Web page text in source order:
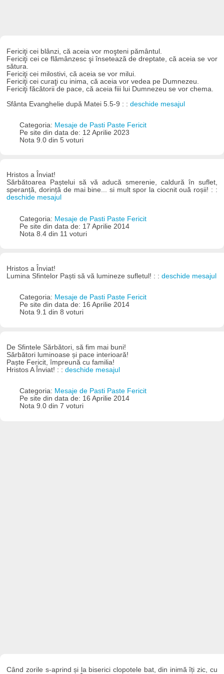
Fericiţi cei blânzi, că aceia vor moşteni pământul.
Fericiţi cei ce flămânzesc şi însetează de dreptate, că aceia se vor
sătura.
Fericiţi cei milostivi, că aceia se vor milui.
Fericiţi cei curaţi cu inima, că aceia vor vedea pe Dumnezeu.
Fericiţi făcătorii de pace, că aceia fiii lui Dumnezeu se vor chema.
Sfânta Evanghelie după Matei 5.5-9 : :deschide mesajul
Categoria: Mesaje de Pasti Paste Fericit
Pe site din data de: 12 Aprilie 2023
Nota 9.0 din 5 voturi
Hristos a Înviat!
Sărbătoarea Paștelui să vă aducă smerenie, caldură în suflet,
speranță, dorință de mai bine... si mult spor la ciocnit ouă roșii! : :
deschide mesajul
Categoria: Mesaje de Pasti Paste Fericit
Pe site din data de: 17 Aprilie 2014
Nota 8.4 din 11 voturi
Hristos a Înviat!
Lumina Sfintelor Paști să vă lumineze sufletul! : :deschide mesajul
Categoria: Mesaje de Pasti Paste Fericit
Pe site din data de: 16 Aprilie 2014
Nota 9.1 din 8 voturi
De Sfintele Sărbători, să fim mai buni!
Sărbători luminoase și pace interioară!
Paște Fericit, împreună cu familia!
Hristos A Înviat! : :deschide mesajul
Categoria: Mesaje de Pasti Paste Fericit
Pe site din data de: 16 Aprilie 2014
Nota 9.0 din 7 voturi
Când zorile s-aprind și la biserici clopotele bat, din inimă îți zic, cu